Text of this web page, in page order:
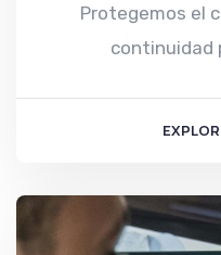
Protegemos el
continuidad